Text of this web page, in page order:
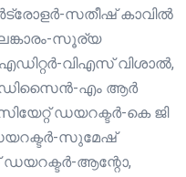
സതീഷ് കാവിൽ
സൂര്യ
വിഎസ് വിശാൽ,
ഡിസൈൻ-എം ആർ
ഡയറക്ടർ-കെ ജി
സുമേഷ്
ഡയറക്ടർ-ആന്റോ,